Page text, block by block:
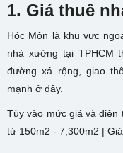
1. Giá thuê
Hóc Môn là khu vực
nhà xưởng tại TPHCM
đường xá rộng, giao
mạnh ở đây.
Tùy vào mức giá và diện
từ 150m2 - 7,300m2 |